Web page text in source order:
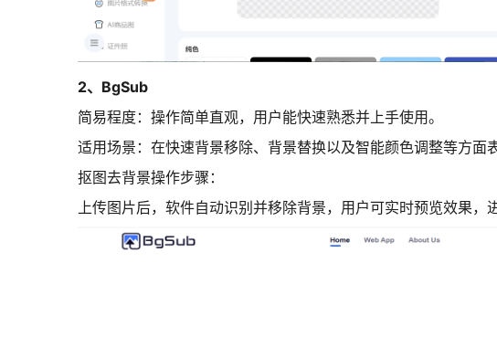
2、BgSub
简易程度： 操作简单直观，用户能快速熟悉并上手使用。
适用场景： 在快速背景移除、背景替换以及智能颜色调整等方
抠图去背景操作步骤：
上传图片后，软件自动识别并移除背景，用户可实时预览效果，